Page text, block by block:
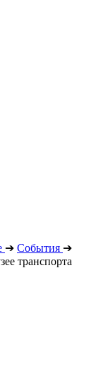
➔ События ➔
транспорта